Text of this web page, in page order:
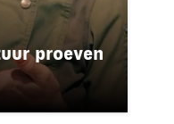
proeven